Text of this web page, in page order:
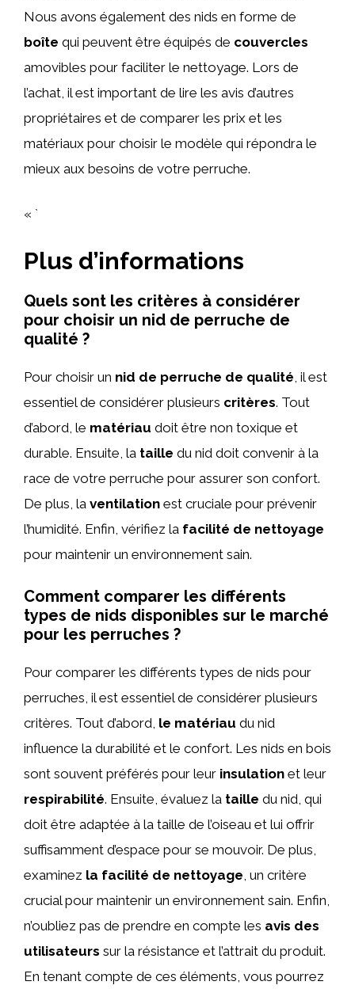
Nous avons également des nids en forme de
boîte qui peuvent être équipés de couvercles
amovibles pour faciliter le nettoyage. Lors de
l’achat, il est important de lire les avis d’autres
propriétaires et de comparer les prix et les
matériaux pour choisir le modèle qui répondra le
mieux aux besoins de votre perruche.
« `
Plus d’informations
Quels sont les critères à considérer
pour choisir un nid de perruche de
qualité ?
Pour choisir un nid de perruche de qualité , il est
essentiel de considérer plusieurs critères. Tout
d’abord, le matériau doit être non toxique et
durable. Ensuite, la taille du nid doit convenir à la
race de votre perruche pour assurer son confort.
De plus, la ventilation est cruciale pour prévenir
l’humidité. Enfin, vérifiez la facilité de nettoyage
pour maintenir un environnement sain.
Comment comparer les différents
types de nids disponibles sur le marché
pour les perruches ?
Pour comparer les différents types de nids pour
perruches, il est essentiel de considérer plusieurs
critères. Tout d’abord, le matériau du nid
influence la durabilité et le confort. Les nids en bois
sont souvent préférés pour leur insulation et leur
respirabilité. Ensuite, évaluez la taille du nid, qui
doit être adaptée à la taille de l’oiseau et lui offrir
suffisamment d’espace pour se mouvoir. De plus,
examinez la facilité de nettoyage, un critère
crucial pour maintenir un environnement sain. Enfin,
n’oubliez pas de prendre en compte les avis des
utilisateurs sur la résistance et l’attrait du produit.
En tenant compte de ces éléments, vous pourrez